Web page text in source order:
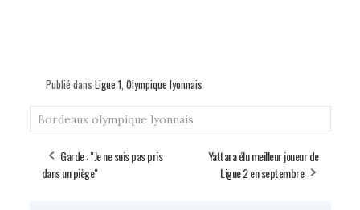
Publié dans Ligue 1 Olympique lyonnais
Bordeaux olympique lyonnais
Garde : "Je ne suis pas pris
dans un piège"
Yattara élu meilleur joueur de
Ligue 2 en septembre